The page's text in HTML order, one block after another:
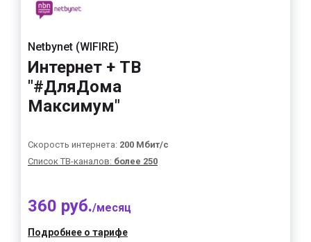
Netbynet (WIFIRE)
Интернет + ТВ
"#ДляДома
Максимум"
Скорость интернета: 200 Мбит/с
Список ТВ-каналов: более 250
360 руб./месяц
Подробнее о тарифе